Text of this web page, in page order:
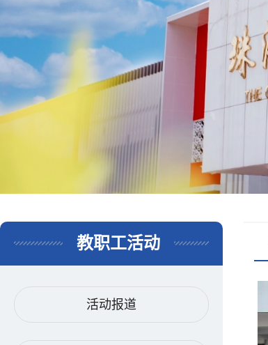
教职工活动
活动报道